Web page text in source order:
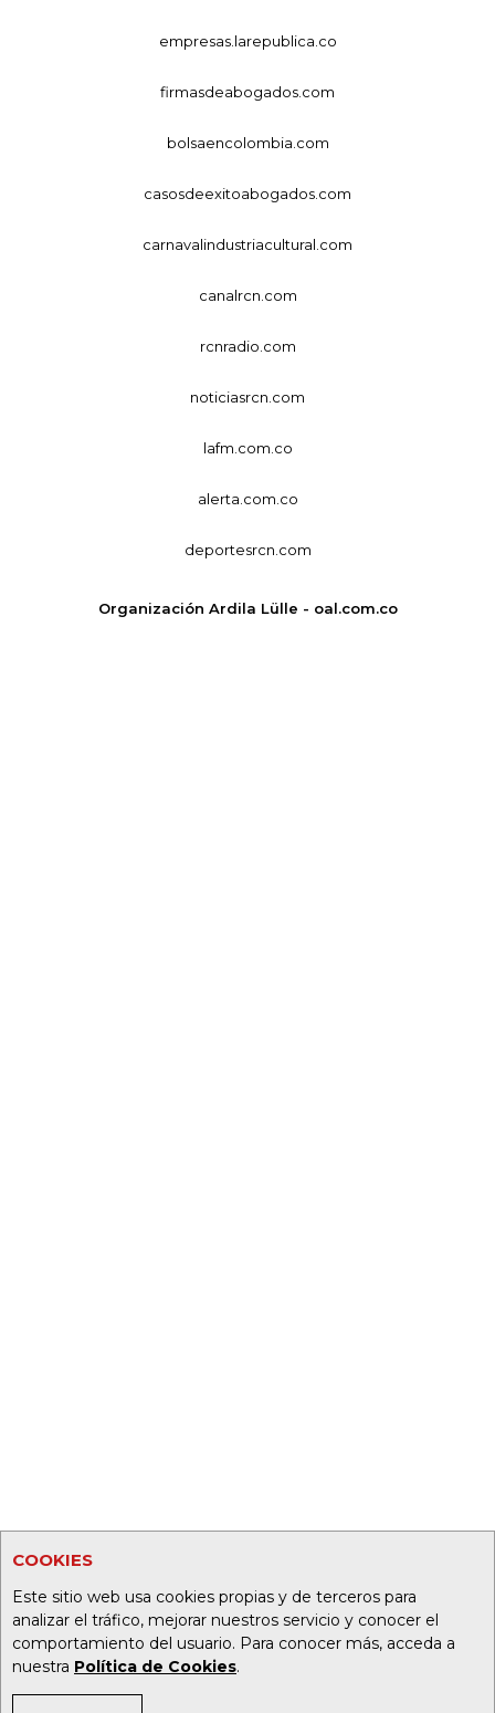
COOKIES
Este sitio web usa cookies propias y de terceros para
analizar el tráfico, mejorar nuestros servicio y conocer el
comportamiento del usuario. Para conocer más, acceda a
nuestra Política de Cookies.
empresas.larepublica.co
firmasdeabogados.com
bolsaencolombia.com
casosdeexitoabogados.com
carnavalindustriacultural.com
canalrcn.com
rcnradio.com
noticiasrcn.com
lafm.com.co
alerta.com.co
deportesrcn.com
Organización Ardila Lülle - oal.com.co